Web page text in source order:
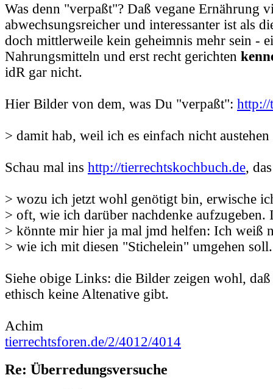
Was denn "verpaßt"? Daß vegane Ernährung
abwechsungsreicher und interessanter ist als
doch mittlerweile kein geheimnis mehr sein -
Nahrungsmitteln und erst recht gerichten
idR gar nicht.
Hier Bilder von dem, was Du "verpaßt": http://
> damit hab, weil ich es einfach nicht
Schau mal ins http://tierrechtskochbuch.de,
> wozu ich jetzt wohl genötigt bin, erwische
> oft, wie ich darüber nachdenke aufzugeben.
> könnte mir hier ja mal jmd helfen: Ich weiß
> wie ich mit diesen "Stichelein" umgehen
Siehe obige Links: die Bilder zeigen wohl,
ethisch keine Altenative gibt.
Achim
tierrechtsforen.de/2/4012/4014
Re: Überredungsversuche